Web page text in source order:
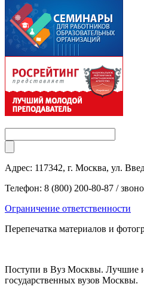
Адрес: 117342, г. Москва, ул.
Телефон: 8 (800) 200-80-87 /
Ограничение ответственности
Перепечатка материалов и
Поступи в Вуз Москвы. Лучшие
государственных вузов Москвы.